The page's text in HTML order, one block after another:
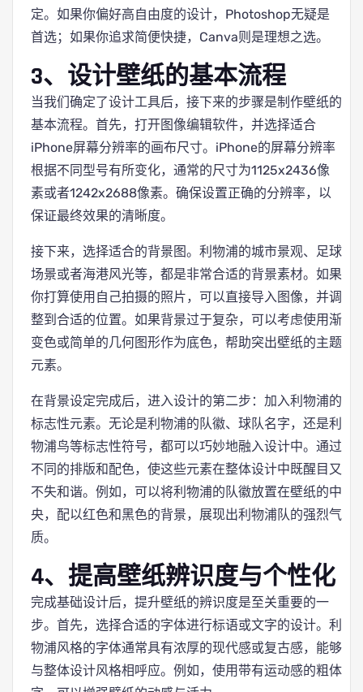
定。如果你偏好高自由度的设计，Photoshop无疑是
首选；如果你追求简便快捷，Canva则是理想之选。
3、设计壁纸的基本流程
当我们确定了设计工具后，接下来的步骤是制作壁纸的
基本流程。首先，打开图像编辑软件，并选择适合
iPhone屏幕分辨率的画布尺寸。iPhone的屏幕分辨率
根据不同型号有所变化，通常的尺寸为1125x2436像
素或者1242x2688像素。确保设置正确的分辨率，以
保证最终效果的清晰度。
接下来，选择适合的背景图。利物浦的城市景观、足球
场景或者海港风光等，都是非常合适的背景素材。如果
你打算使用自己拍摄的照片，可以直接导入图像，并调
整到合适的位置。如果背景过于复杂，可以考虑使用渐
变色或简单的几何图形作为底色，帮助突出壁纸的主题
元素。
在背景设定完成后，进入设计的第二步：加入利物浦的
标志性元素。无论是利物浦的队徽、球队名字，还是利
物浦鸟等标志性符号，都可以巧妙地融入设计中。通过
不同的排版和配色，使这些元素在整体设计中既醒目又
不失和谐。例如，可以将利物浦的队徽放置在壁纸的中
央，配以红色和黑色的背景，展现出利物浦队的强烈气
质。
4、提高壁纸辨识度与个性化
完成基础设计后，提升壁纸的辨识度是至关重要的一
步。首先，选择合适的字体进行标语或文字的设计。利
物浦风格的字体通常具有浓厚的现代感或复古感，能够
与整体设计风格相呼应。例如，使用带有运动感的粗体